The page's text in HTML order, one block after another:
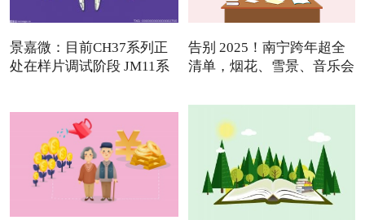
景嘉微：目前CH37系列正
处在样片调试阶段 JM11系
告别 2025！南宁跨年超全
清单，烟花、雪景、音乐会